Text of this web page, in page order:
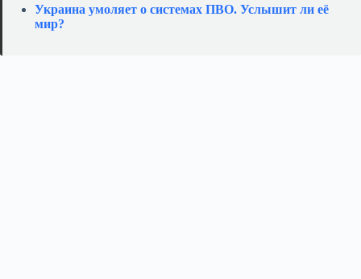
Украина умоляет о системах ПВО. Услышит ли её
мир?